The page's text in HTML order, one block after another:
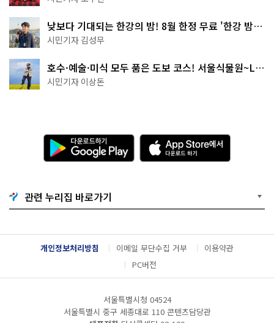
낮보다 기대되는 한강의 밤! 8월 한정 무료 '한강 밤
핑' 예약은?
시민기자 김성무
호수·예술·미식 모두 품은 도보 코스! 서울식물원~LG
아트센터~마곡테라스거리
시민기자 이상돈
다
운
로
기
G
o
g
l
e
A
p
p
e
서
다
운
관련 누리집 바로가기
개인정보처리방침 이메일 무단수집 거부
이용약관
PC버전
서울특별시청 04524
서울특별시 중구 세종대로 110 콘텐츠담당관